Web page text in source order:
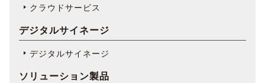
クラウドサービス
デジタルサイネージ
デジタルサイネージ
ソリューション製品